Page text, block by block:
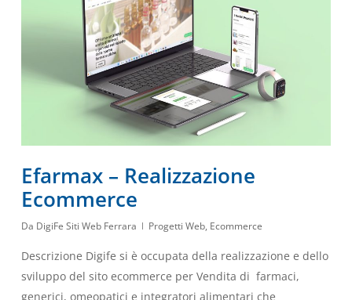
Efarmax – Realizzazione
Ecommerce
Da DigiFe Siti Web Ferrara Progetti Web, Ecommerce
Descrizione Digife si è occupata della realizzazione e dello
sviluppo del sito ecommerce per Vendita di farmaci,
generici, omeopatici e integratori alimentari che